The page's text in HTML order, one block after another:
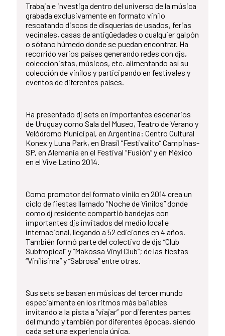
Trabaja e investiga dentro del universo de la música
grabada exclusivamente en formato vinilo
rescatando discos de disquerías de usados, ferias
vecinales, casas de antigüedades o cualquier galpón
o sótano húmedo donde se puedan encontrar. Ha
recorrido varios países generando redes con djs,
coleccionistas, músicos, etc. alimentando así su
colección de vinilos y participando en festivales y
eventos de diferentes países.
Ha presentado dj sets en importantes escenarios
de Uruguay como Sala del Museo, Teatro de Verano y
Velódromo Municipal, en Argentina: Centro Cultural
Konex y Luna Park, en Brasil “Festivalito” Campinas-
SP, en Alemania en el Festival “Fusión” y en México
en el Vive Latino 2014.
Como promotor del formato vinilo en 2014 crea un
ciclo de fiestas llamado “Noche de Vinilos” donde
como dj residente compartió bandejas con
importantes djs invitados del medio local e
internacional, llegando a 52 ediciones en 4 años.
También formó parte del colectivo de djs “Club
Subtropical” y “Makossa Vinyl Club”; de las fiestas
“Vinilísima” y “Sabrosa” entre otras.
Sus sets se basan en músicas del tercer mundo
especialmente en los ritmos más bailables
invitando a la pista a “viajar” por diferentes partes
del mundo y también por diferentes épocas, siendo
cada set una experiencia única.